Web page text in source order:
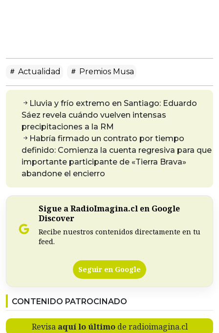
Actualidad Premios Musa
Lluvia y frío extremo en Santiago: Eduardo
Sáez revela cuándo vuelven intensas
precipitaciones a la RM
Habría firmado un contrato por tiempo
definido: Comienza la cuenta regresiva para que
importante participante de «Tierra Brava»
abandone el encierro
Sigue a RadioImagina.cl en Google
Discover
Recibe nuestros contenidos directamente en tu
feed.
Seguir en Google
CONTENIDO PATROCINADO
Revisa aquí lo últimode radioimagina.cl